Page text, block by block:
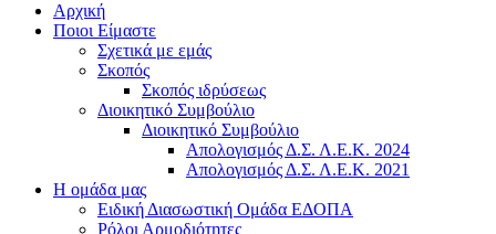
Αρχική
Ποιοι Είμαστε
Σχετικά με εμάς
Σκοπός
Σκοπός ιδρύσεως
Διοικητικό Συμβούλιο
Διοικητικό Συμβούλιο
Απολογισμός Δ.Σ. Λ.Ε.Κ. 2024
Απολογισμός Δ.Σ. Λ.Ε.Κ. 2021
Η ομάδα μας
Ειδική Διασωστική Ομάδα ΕΔΟΠΑ
Ρόλοι Αρμοδιότητες